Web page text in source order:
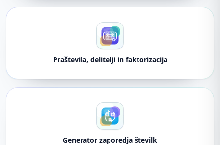
Praštevila, delitelji in faktorizacija
Generator zaporedja številk